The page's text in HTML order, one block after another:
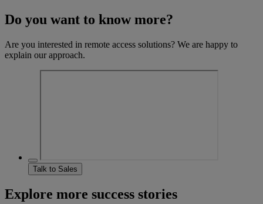
Do you want to know more?
Are you interested in remote access solutions? We are happy to
explain our approach.
Talk to Sales
Explore more success stories